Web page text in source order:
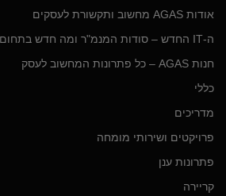
אודות AGAS מחשוב ותקשורת לעסקים
ה-IT החדש – סודות המנמ"ר ומה חדש בתחום מחשוב לעסקים
חנות AGAS – כל פתרונות המחשוב לעסק
כללי
מדריכים
פרויקטים ושירותי מומחה
פתרונות ענן
קריירה